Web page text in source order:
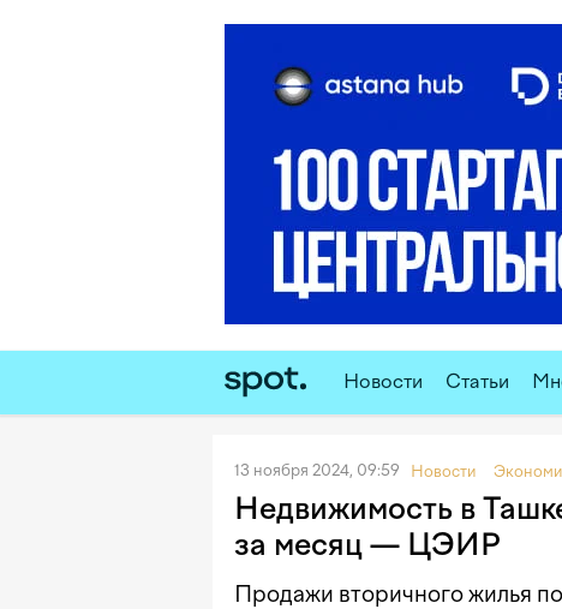
Новости Статьи
13 ноября 2024, 09:59 Новости
Недвижимость в
за месяц — ЦЭИР
Продажи вторичного жилья